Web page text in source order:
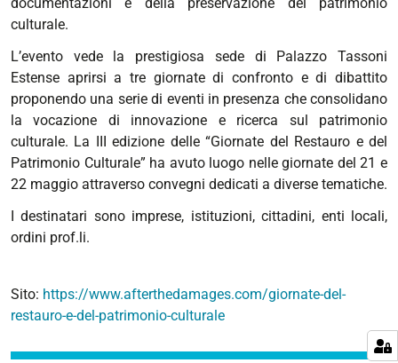
del
Patrimonio
Culturale
2021
2021-
05-
20T00:00:00+02:00
2021-
05-
21T23:59:59+02:00
Giornate
e
del
culturale.
L’evento vede la prestigiosa sede di Palazzo Tassoni
Estense aprirsi a tre giornate di confronto e di dibattito
proponendo una serie di eventi in presenza che consolidano
la vocazione di innovazione e ricerca sul patrimonio
culturale. La III edizione delle “Giornate del Restauro e del
Patrimonio Culturale” ha avuto luogo nelle giornate del 21 e
22 maggio attraverso convegni dedicati a diverse tematiche.
I destinatari sono imprese, istituzioni, cittadini, enti locali,
ordini prof.li.
Sito: https://www.afterthedamages.com/giornate-del-
restauro-e-del-patrimonio-culturale